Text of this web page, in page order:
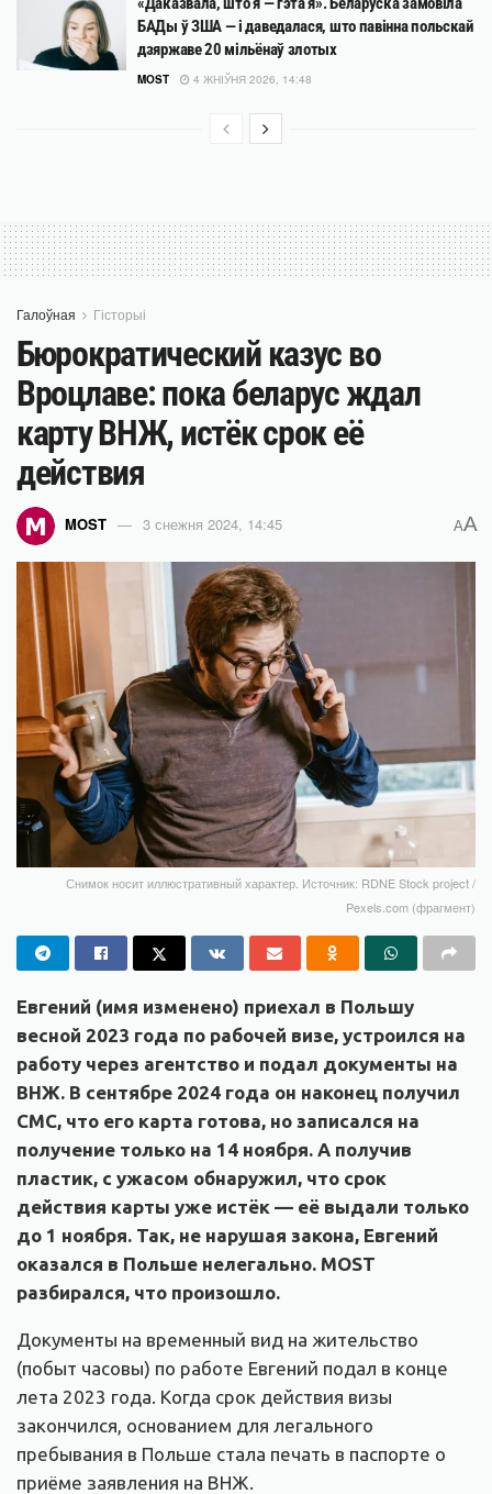
БАДы ў ЗША — і даведалася, што павінна польскай
дзяржаве 20 мільёнаў злотых
MOST 4 ЖНІЎНЯ 2026, 14:48
Галоўная Гісторыі
Бюрократический казус во
Вроцлаве: пока беларус ждал
карту ВНЖ, истёк срок её
действия
MOST 3 снежня 2024, 14:45 AA
Снимок носит иллюстративный характер. Источник: RDNE Stock project /
Pexels.com (фрагмент)
Евгений (имя изменено) приехал в Польшу
весной 2023 года по рабочей визе, устроился на
работу через агентство и подал документы на
ВНЖ. В сентябре 2024 года он наконец получил
СМС, что его карта готова, но записался на
получение только на 14 ноября. А получив
пластик, с ужасом обнаружил, что срок
действия карты уже истёк — её выдали только
до 1 ноября. Так, не нарушая закона, Евгений
оказался в Польше нелегально. MOST
разбирался, что произошло.
Документы на временный вид на жительство
(побыт часовы) по работе Евгений подал в конце
лета 2023 года. Когда срок действия визы
закончился, основанием для легального
пребывания в Польше стала печать в паспорте о
приёме заявления на ВНЖ.